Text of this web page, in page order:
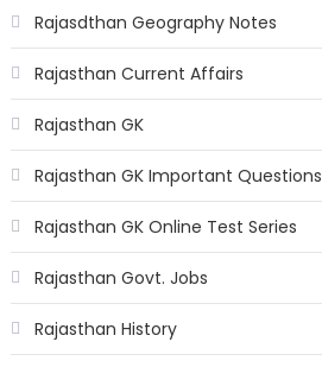
Rajasdthan Geography Notes
Rajasthan Current Affairs
Rajasthan GK
Rajasthan GK Important Questions
Rajasthan GK Online Test Series
Rajasthan Govt. Jobs
Rajasthan History